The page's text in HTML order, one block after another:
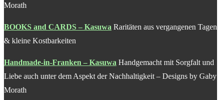
Morath
BOOKS and CARDS – Kasuwa Raritäten aus vergangenen Tagen
& kleine Kostbarkeiten
Handmade-in-Franken – Kasuwa Handgemacht mit Sorgfalt und
Liebe auch unter dem Aspekt der Nachhaltigkeit – Designs by Gaby
Morath